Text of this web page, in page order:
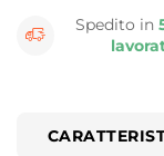
Spedito in